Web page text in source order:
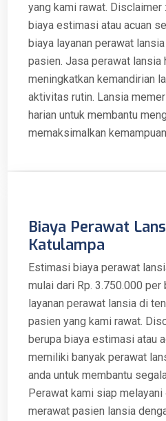
yang kami rawat. Disclaimer
biaya estimasi atau acuan
biaya layanan perawat
pasien. Jasa perawat lansia
meningkatkan kemandirian
aktivitas rutin. Lansia
harian untuk membantu
memaksimalkan
Biaya Perawat
Katulampa
Estimasi biaya perawat
mulai dari Rp. 3.750.000 per
layanan perawat lansia di
pasien yang kami rawat.
berupa biaya estimasi atau
memiliki banyak perawat
anda untuk membantu
Perawat kami siap melayani
merawat pasien lansia